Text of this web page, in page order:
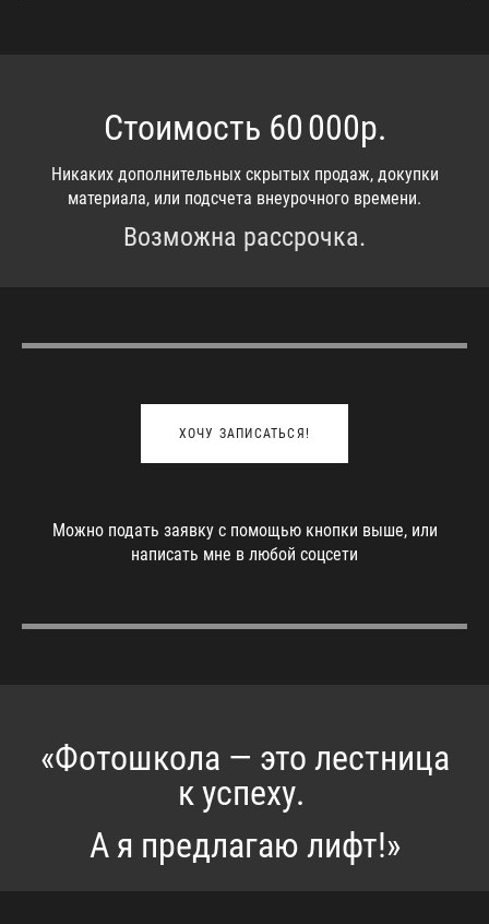
Стоимость 60 000р.
Никаких дополнительных скрытых продаж, докупки
материала, или подсчета внеурочного времени.
Возможна рассрочка.
ХОЧУ ЗАПИСАТЬСЯ!
Можно подать заявку с помощью кнопки выше, или
написать мне в любой соцсети
«Фотошкола — это лестница
к успеху.
А я предлагаю лифт!»